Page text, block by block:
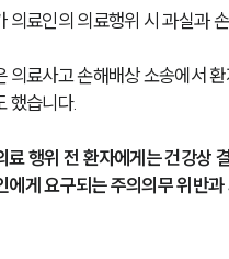
의료인의 의료행위 시 과실과
의료사고 손해배상 소송에서
했습니다.
행위 전 환자에게는 건강상
게 요구되는 주의의무 위반